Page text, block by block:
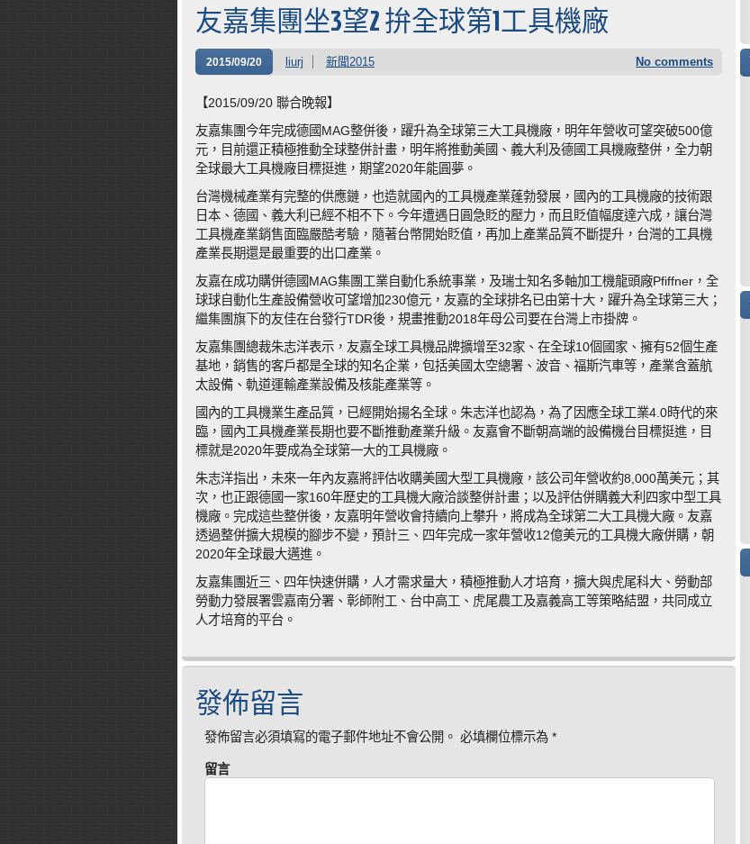
友嘉集團坐3望2 拚全球第1工具機廠
2015/09/20 liurj 新聞2015 No comments
【2015/09/20 聯合晚報】
友嘉集團今年完成德國MAG整併後，躍升為全球第三大工具機廠，明年年營收可望突破500億
元，目前還正積極推動全球整併計畫，明年將推動美國、義大利及德國工具機廠整併，全力朝
全球最大工具機廠目標挺進，期望2020年能圓夢。
台灣機械產業有完整的供應鏈，也造就國內的工具機產業蓬勃發展，國內的工具機廠的技術跟
日本、德國、義大利已經不相不下。今年遭遇日圓急貶的壓力，而且貶值幅度達六成，讓台灣
工具機產業銷售面臨嚴酷考驗，隨著台幣開始貶值，再加上產業品質不斷提升，台灣的工具機
產業長期還是最重要的出口產業。
友嘉在成功購併德國MAG集團工業自動化系統事業，及瑞士知名多軸加工機龍頭廠Pfiffner，全
球球自動化生產設備營收可望增加230億元，友嘉的全球排名已由第十大，躍升為全球第三大；
繼集團旗下的友佳在台發行TDR後，規畫推動2018年母公司要在台灣上市掛牌。
友嘉集團總裁朱志洋表示，友嘉全球工具機品牌擴增至32家、在全球10個國家、擁有52個生產
基地，銷售的客戶都是全球的知名企業，包括美國太空總署、波音、福斯汽車等，產業含蓋航
太設備、軌道運輸產業設備及核能產業等。
國內的工具機業生產品質，已經開始揚名全球。朱志洋也認為，為了因應全球工業4.0時代的來
臨，國內工具機產業長期也要不斷推動產業升級。友嘉會不斷朝高端的設備機台目標挺進，目
標就是2020年要成為全球第一大的工具機廠。
朱志洋指出，未來一年內友嘉將評估收購美國大型工具機廠，該公司年營收約8,000萬美元；其
次，也正跟德國一家160年歷史的工具機大廠洽談整併計畫；以及評估併購義大利四家中型工具
機廠。完成這些整併後，友嘉明年營收會持續向上攀升，將成為全球第二大工具機大廠。友嘉
透過整併擴大規模的腳步不變，預計三、四年完成一家年營收12億美元的工具機大廠併購，朝
2020年全球最大邁進。
友嘉集團近三、四年快速併購，人才需求量大，積極推動人才培育，擴大與虎尾科大、勞動部
勞動力發展署雲嘉南分署、彰師附工、台中高工、虎尾農工及嘉義高工等策略結盟，共同成立
人才培育的平台。
發佈留言
發佈留言必須填寫的電子郵件地址不會公開。 必填欄位標示為 *
留言